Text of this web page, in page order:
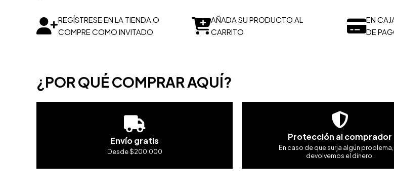
REGÍSTRESE EN LA TIENDA O
COMPRE COMO INVITADO
AÑADA SU PRODUCTO AL
CARRITO
EN
DE
¿POR QUÉ COMPRAR AQUÍ?
Envío gratis
Desde $200.000
Protección al comprador
En caso de que surja algún
devolvemos el dinero.